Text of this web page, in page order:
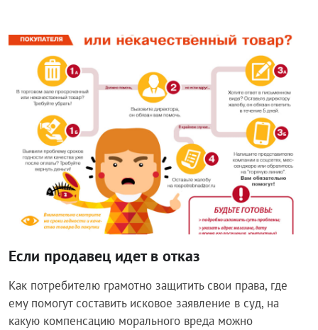
Общество
Если продавец идет в отказ
Как потребителю грамотно защитить свои права, где
ему помогут составить исковое заявление в суд, на
какую компенсацию морального вреда можно